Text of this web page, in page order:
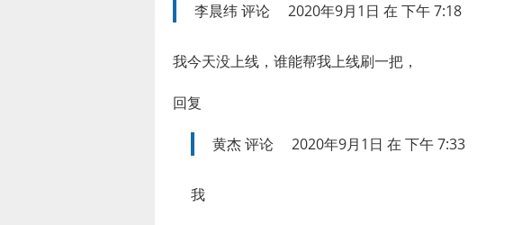
李晨纬评论 2020年9月1日 在 下午 7:18
我今天没上线，谁能帮我上线刷一把，
回复
黄杰评论 2020年9月1日 在 下午 7:33
我